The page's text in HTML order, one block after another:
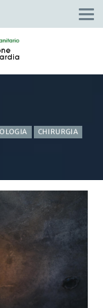
CHIRURGIA